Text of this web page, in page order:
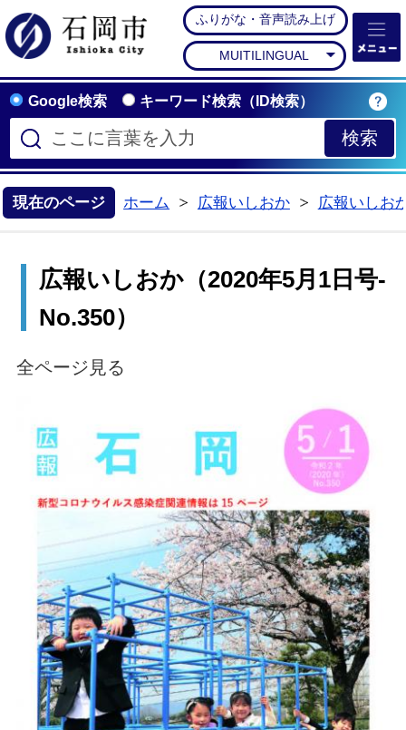
石岡市公式ホームペー
ふりがな・音声読み上げ
MUITILINGUAL
Google検索 キーワード検索（ID検索）
現在のページ ホーム
広報いしおか
広報いしお
広報いしおか（2020年5月1日号-
No.350）
全ページ見る